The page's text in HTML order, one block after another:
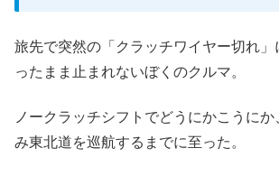
旅先で突然の「クラッチワイヤー切れ」
ったまま止まれないぼくのクルマ。
ノークラッチシフトでどうにかこうにか
み東北道を巡航するまでに至った。